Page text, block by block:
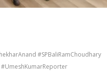
#SPBaliRamChoudhary